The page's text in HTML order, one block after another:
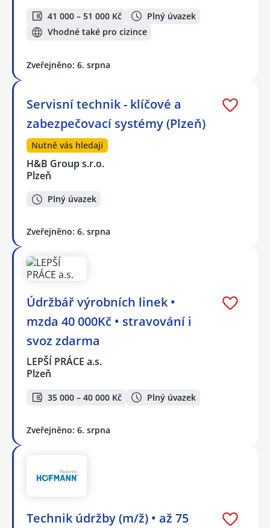
41 000 – 51 000 Kč
Plný úvazek
Vhodné také pro cizince
Zveřejněno: 6. srpna
Servisní technik - klíčové a
zabezpečovací systémy (Plzeň)
Nutně vás hledají
H&B Group s.r.o.
Plzeň
Plný úvazek
Zveřejněno: 6. srpna
Údržbář výrobních linek •
mzda 40 000Kč • stravování i
svoz zdarma
LEPŠÍ PRÁCE a.s.
Plzeň
35 000 – 40 000 Kč Plný úvazek
Zveřejněno: 6. srpna
Technik údržby (m/ž) • až 75